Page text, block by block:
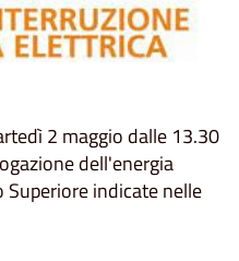
2 maggio dalle 13.30
dell'energia
indicate nelle